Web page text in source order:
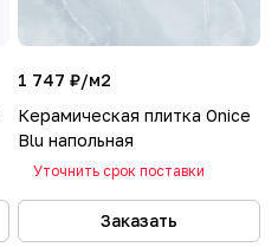
1 747 ₽/м2
Керамическая плитка Onice
Blu напольная
Уточнить срок поставки
Заказать